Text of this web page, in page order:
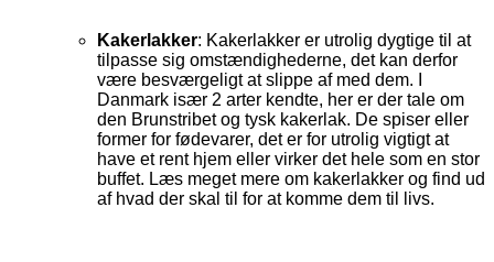
Kakerlakker: Kakerlakker er utrolig dygtige til at
tilpasse sig omstændighederne, det kan derfor
være besværgeligt at slippe af med dem. I
Danmark især 2 arter kendte, her er der tale om
den Brunstribet og tysk kakerlak. De spiser eller
former for fødevarer, det er for utrolig vigtigt at
have et rent hjem eller virker det hele som en stor
buffet. Læs meget mere om kakerlakker og find ud
af hvad der skal til for at komme dem til livs.